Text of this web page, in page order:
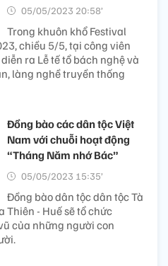
05/05/2023 20:58’
Trong khuôn khổ Festival
chiều 5/5, tại công viên
ra Lễ tế tổ bách nghệ và
làng nghề truyền thống
Đồng bào các dân tộc Việt
Nam với chuỗi hoạt động
“Tháng Năm nhớ Bác”
05/05/2023 15:35’
Đồng bào dân tộc dân tộc Tà
Thiên - Huế sẽ tổ chức
của những người con